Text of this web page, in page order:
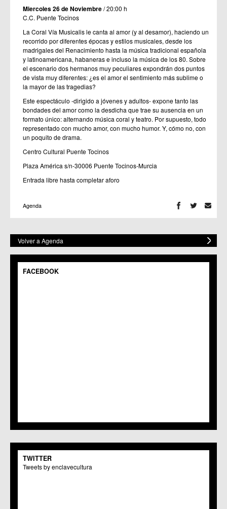
Miercoles 26 de Noviembre/ 20:00 h
C.C. Puente Tocinos
La Coral Vía Musicalis le canta al amor (y al desamor), haciendo un
recorrido por diferentes épocas y estilos musicales, desde los
madrigales del Renacimiento hasta la música tradicional española
y latinoamericana, habaneras e incluso la música de los 80. Sobre
el escenario dos hermanos muy peculiares expondrán dos puntos
de vista muy diferentes: ¿es el amor el sentimiento más sublime o
la mayor de las tragedias?
Este espectáculo -dirigido a jóvenes y adultos- expone tanto las
bondades del amor como la desdicha que trae su ausencia en un
formato único: alternando música coral y teatro. Por supuesto, todo
representado con mucho amor, con mucho humor. Y, cómo no, con
un poquito de drama.
Centro Cultural Puente Tocinos
Plaza América s/n-30006 Puente Tocinos-Murcia
Entrada libre hasta completar aforo
Agenda
Volver a Agenda
FACEBOOK
TWITTER
Tweets by enclavecultura